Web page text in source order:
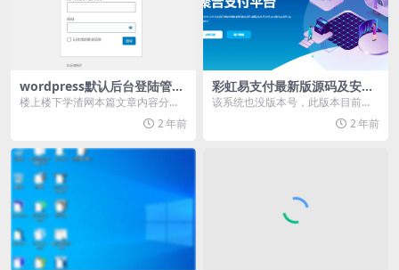
wordpress默认后台登陆管理
地址修改方法汇总
楼上楼下学渣网本篇文章内容分享
给大家如何对wordpress后台地址
2 年前
彩虹易支付最新版源码及安装
教程（修复BUG+新增加订单
该系统也没版本号，此版本目前是
比较新的版本，增加了订单投诉功
2 年前